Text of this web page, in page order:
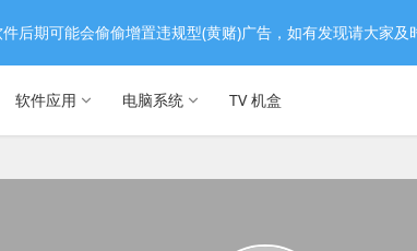
软件应用 电脑系统 TV 机盒
后期可能会偷偷增置违规型(黄赌)广告，如有发现请大家